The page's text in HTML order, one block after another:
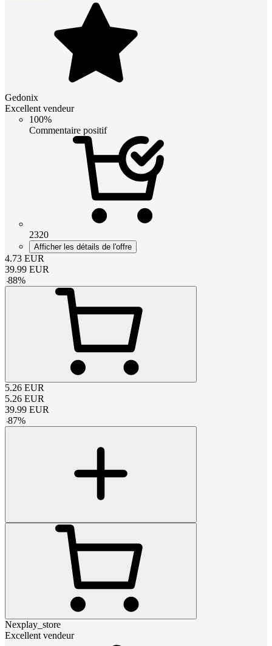
Gedonix
Excellent vendeur
100%
Commentaire positif
2320
Afficher les détails de l'offre
4.73 EUR
39.99 EUR
-88%
5.26 EUR
5.26 EUR
39.99 EUR
-87%
Nexplay_store
Excellent vendeur